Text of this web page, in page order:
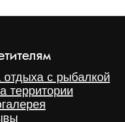
отдыха с рыбалкой
территории